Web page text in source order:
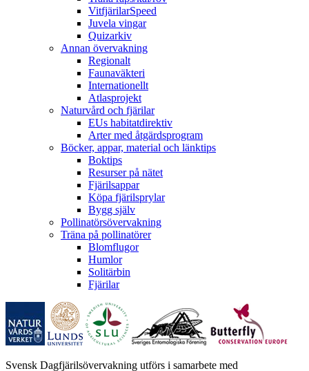
VitfjärilarSpeed
Juvela vingar
Quizarkiv
Annan övervakning
Regionalt
Faunaväkteri
Internationellt
Atlasprojekt
Naturvård och fjärilar
EUs habitatdirektiv
Arter med åtgärdsprogram
Böcker, appar, material och länktips
Boktips
Resurser på nätet
Fjärilsappar
Köpa fjärilsprylar
Bygg själv
Pollinatörsövervakning
Träna på pollinatörer
Blomflugor
Humlor
Solitärbin
Fjärilar
Svensk Dagfjärilsövervakning utförs i samarbete med